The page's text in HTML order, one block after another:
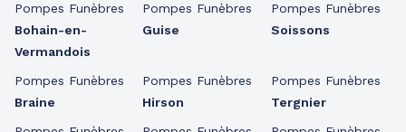
Pompes Funèbres
Bohain-en-
Vermandois
Pompes Funèbres
Braine
Pompes Funèbres
Guise
Pompes Funèbres
Hirson
Pompes Funèbres
Soissons
Pompes Funèbres
Tergnier